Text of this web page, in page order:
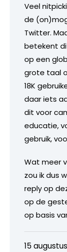
Veel
de
Twitter.
betekent
op een
grote taal
18K
daar iets
dit voor
educatie,
gebruik,
Wat meer
zou ik dus
reply op
op de
op basis
15